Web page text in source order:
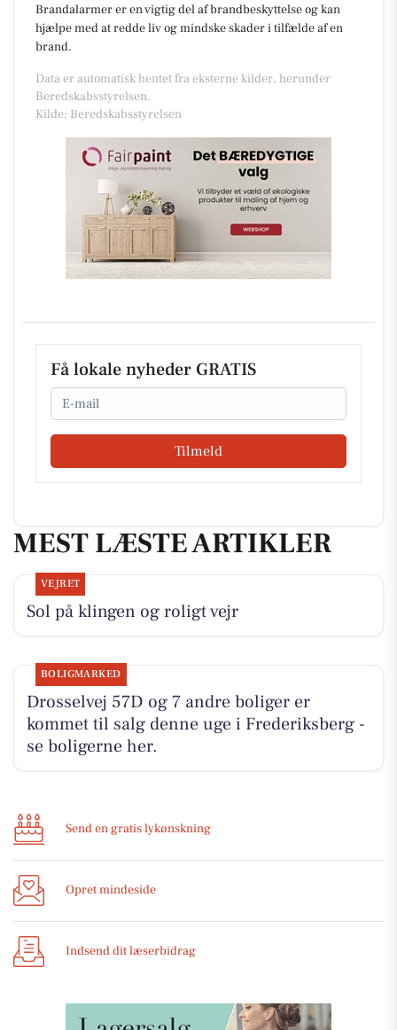
Brandalarmer er en vigtig del af brandbeskyttelse og kan
hjælpe med at redde liv og mindske skader i tilfælde af en
brand.
Data er automatisk hentet fra eksterne kilder, herunder
Beredskabsstyrelsen.
Kilde: Beredskabsstyrelsen
Få lokale nyheder GRATIS
Email
Tilmeld
MEST LÆSTE ARTIKLER
VEJRET
Sol på klingen og roligt vejr
BOLIGMARKED
Drosselvej 57D og 7 andre boliger er
kommet til salg denne uge i Frederiksberg -
se boligerne her.
Send en gratis lykønskning
Opret mindeside
Indsend dit læserbidrag